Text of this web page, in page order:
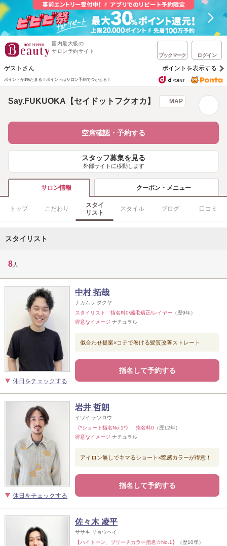
国内最大級の
サロン予約サイト
ブックマーク ログイン
ゲストさん ポイントを表示する
ポイントが1%たまる！ ポイントはサロン予約でつかえる！
Say.FUKUOKA【セイドットフクオカ】 MAP
空席確認・予約する
スタッフ募集を見る
外部サイトに移動します
サロン情報 クーポン・メニュー
トップ こだわり
スタイ
リスト
スタイル ブログ 口コミ
スタイリスト
8 人
休日をチェックする
中村 拓哉
ナカムラ タクヤ
スタイリスト 指名料0/縮毛矯正/レイヤー （歴9年）
得意なイメージ ナチュラル
似合わせ提案×コテで巻ける髪質改善ストレート
指名して予約する
休日をチェックする
岩井 哲朗
イワイ テツロウ
《*ショート指名No.1*》 指名料0 （歴12年）
得意なイメージ ナチュラル
アイロン無しでキマるショート×艶感カラーが得意！
指名して予約する
佐々木 凌平
ササキ リョウヘイ
【ハイトーン、ブリーチカラー指名☆No.1】
（歴10年）